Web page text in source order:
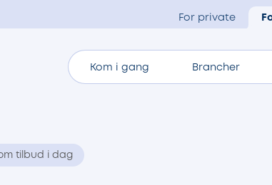
For private
Kom i gang Brancher
tilbud i dag